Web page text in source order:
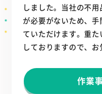
しました。当社の不
が必要がないため、
ていただけます。重
しておりますので、お
作業